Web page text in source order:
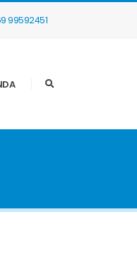
99592451